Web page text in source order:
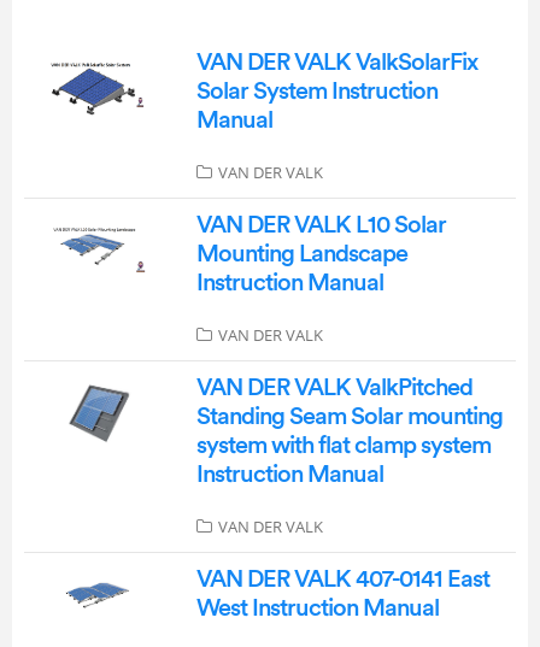
VAN DER VALK ValkSolarFix
Solar System Instruction
Manual
VAN DER VALK
VAN DER VALK L10 Solar
Mounting Landscape
Instruction Manual
VAN DER VALK
VAN DER VALK ValkPitched
Standing Seam Solar mounting
system with flat clamp system
Instruction Manual
VAN DER VALK
VAN DER VALK 407-0141 East
West Instruction Manual